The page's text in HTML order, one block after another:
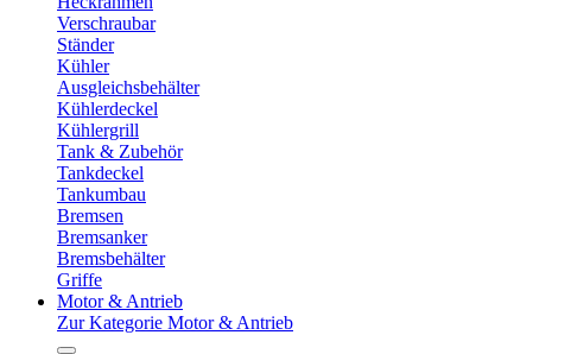
Verschraubar
Ständer
Kühler
Ausgleichsbehälter
Kühlerdeckel
Kühlergrill
Tank & Zubehör
Tankdeckel
Tankumbau
Bremsen
Bremsanker
Bremsbehälter
Griffe
Motor & Antrieb
Zur Kategorie Motor & Antrieb